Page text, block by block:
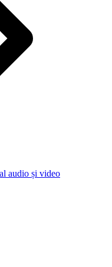
audio și video